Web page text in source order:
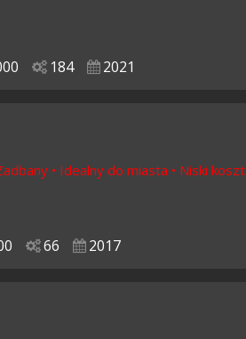
184 2021
• Idealny do miasta • Niski koszt
66 2017